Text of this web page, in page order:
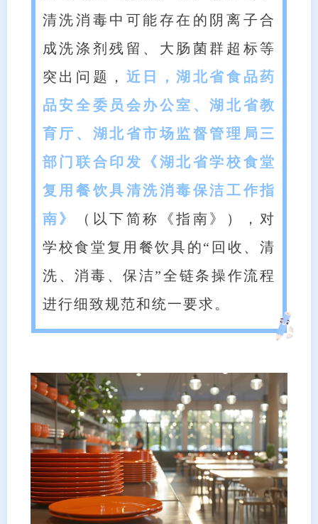
清洗消毒中可能存在的阴离子合
成洗涤剂残留、大肠菌群超标等
突出问题， 近日，湖北省食品药
品安全委员会办公室、湖北省教
育厅、湖北省市场监督管理局三
部门联合印发《湖北省学校食堂
复用餐饮具清洗消毒保洁工作指
南》
（以下简称《指南》），对
学校食堂复用餐饮具的“回收、清
洗、消毒、保洁”全链条操作流程
进行细致规范和统一要求。